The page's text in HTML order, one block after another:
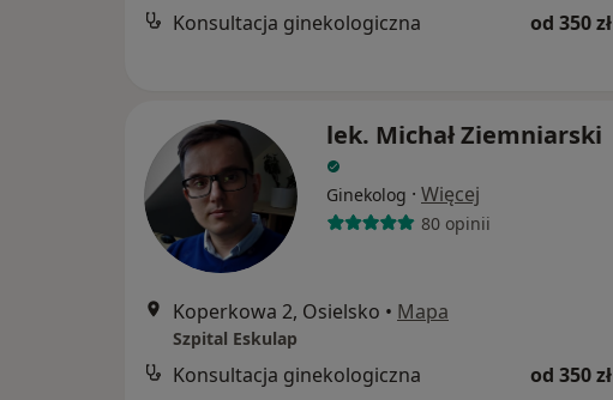
Konsultacja ginekologiczna od 350 zł
lek. Michał Ziemniarski
Ginekolog · Więcej
80 opinii
Koperkowa 2, Osielsko • Mapa
Szpital Eskulap
Konsultacja ginekologiczna od 350 zł